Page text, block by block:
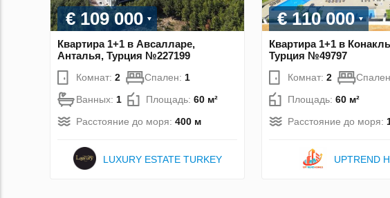
€ 109 000
Квартира 1+1 в Авсалларе,
Анталья, Турция №227199
Комнат: 2 Спален: 1
Ванных: 1 Площадь: 60 м²
Расстояние до моря: 400 м
LUXURY ESTATE TURKEY
€ 110 000
Квартира 1+1 в
Турция №49797
Комнат: 2
Площадь: 60 м²
Расстояние до моря:
UPTREND